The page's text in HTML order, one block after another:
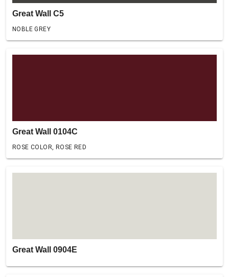
Great Wall C5
NOBLE GREY
Great Wall 0104C
ROSE COLOR, ROSE RED
Great Wall 0904E